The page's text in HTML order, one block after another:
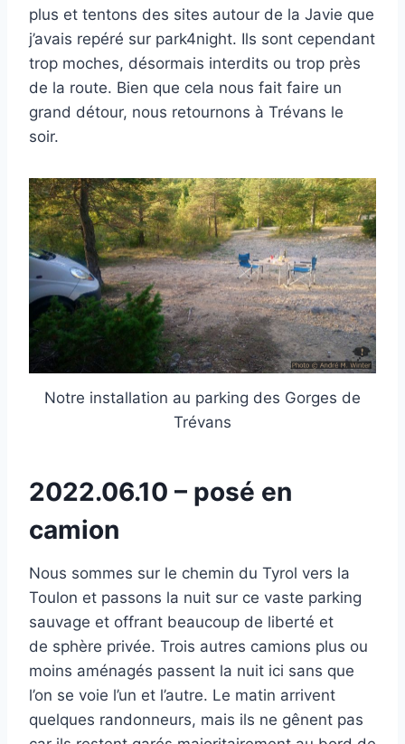
plus et tentons des sites autour de la Javie que
j’avais repéré sur park4night. Ils sont cependant
trop moches, désormais interdits ou trop près
de la route. Bien que cela nous fait faire un
grand détour, nous retournons à Trévans le
soir.
Notre installation au parking des Gorges de
Trévans
2022.06.10 – posé en
camion
Nous sommes sur le chemin du Tyrol vers la
Toulon et passons la nuit sur ce vaste parking
sauvage et offrant beaucoup de liberté et
de sphère privée. Trois autres camions plus ou
moins aménagés passent la nuit ici sans que
l’on se voie l’un et l’autre. Le matin arrivent
quelques randonneurs, mais ils ne gênent pas